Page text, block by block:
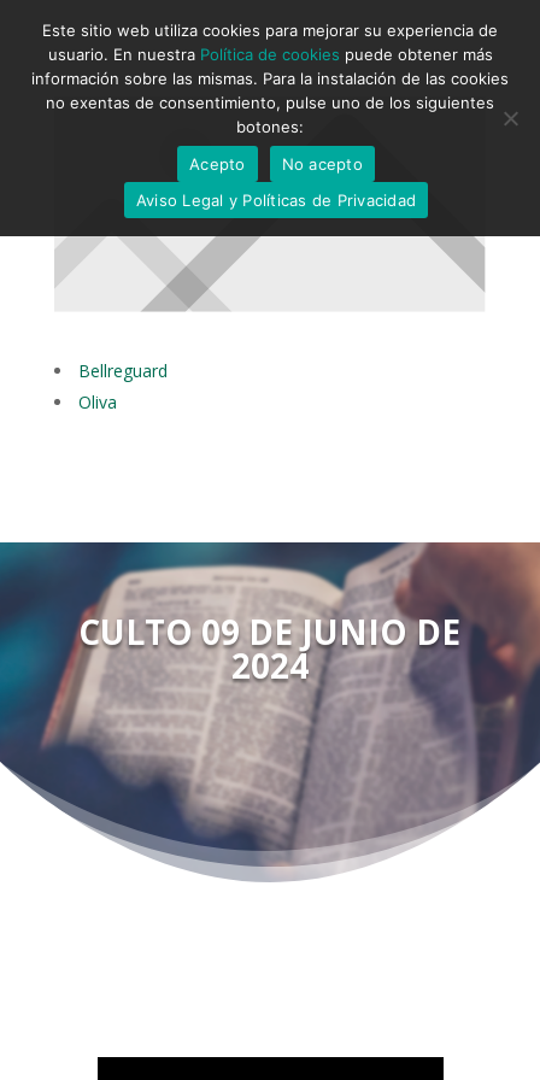
Bellreguard
Oliva
CULTO 09 DE JUNIO DE
2024
Este sitio web utiliza cookies para mejorar su experiencia de
usuario. En nuestra Política de cookies puede obtener más
información sobre las mismas. Para la instalación de las cookies
no exentas de consentimiento, pulse uno de los siguientes
botones:
Acepto
No acepto
Aviso Legal y Políticas de Privacidad